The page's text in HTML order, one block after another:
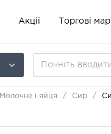
Акції Торгові
Молочне і яйця Сир